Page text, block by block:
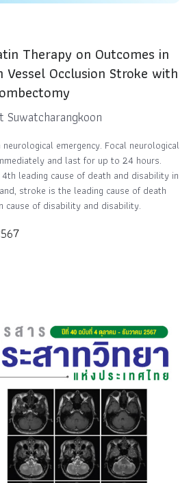
Therapy on Outcomes in
Vessel Occlusion Stroke with
Suwatcharangkoon
emergency. Focal neurological
and last for up to 24 hours.
leading cause of death and disability in
stroke is the leading cause of death
cause of disability and disability.